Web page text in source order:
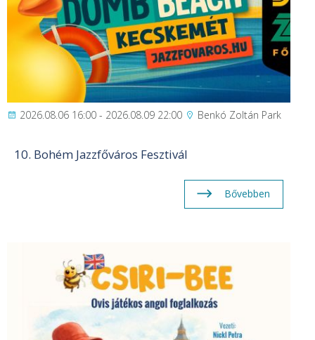
2026.08.06 16:00 - 2026.08.09 22:00 Benkó Zoltán Park
10. Bohém Jazzfőváros Fesztivál
Bővebben